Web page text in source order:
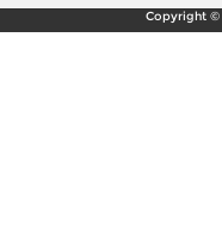
Copyright ©